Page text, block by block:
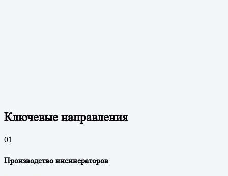
Ключевые направления
01
Производство инсинераторов